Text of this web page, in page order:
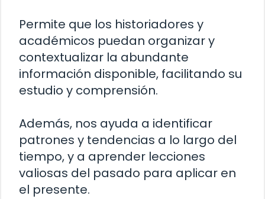
Permite que los historiadores y
académicos puedan organizar y
contextualizar la abundante
información disponible, facilitando su
estudio y comprensión.
Además, nos ayuda a identificar
patrones y tendencias a lo largo del
tiempo, y a aprender lecciones
valiosas del pasado para aplicar en
el presente.